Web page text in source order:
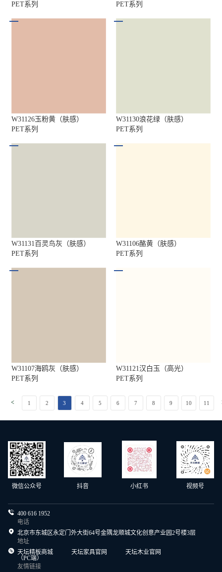
PET系列
PET系列
W31126玉粉黄（肤感）
PET系列
W31130浪花绿（肤感）
PET系列
W31131百灵鸟灰（肤感）
PET系列
W31106酪黄（肤感）
PET系列
W31107海鸥灰（肤感）
PET系列
W31121汉白玉（高光）
PET系列
< 1 2 3 4 5 6 7 8 9 10 11
微信公众号 抖音 小红书 视频号
400 616 1952
电话
北京市东城区永定门外大街64号金隅龙顺城文化创意产业园2号楼3层
地址
天坛精板商城
（PC端）
天坛家具官网 天坛木业官网
友情链接